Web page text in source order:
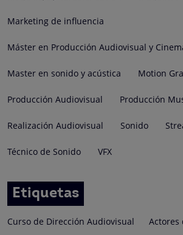
Marketing de influencia
Máster en Producción Audiovisual y
Master en sonido y acústica Motion
Producción Audiovisual Producción
Realización Audiovisual Sonido
Técnico de Sonido VFX
Etiquetas
Curso de Dirección Audiovisual Actores